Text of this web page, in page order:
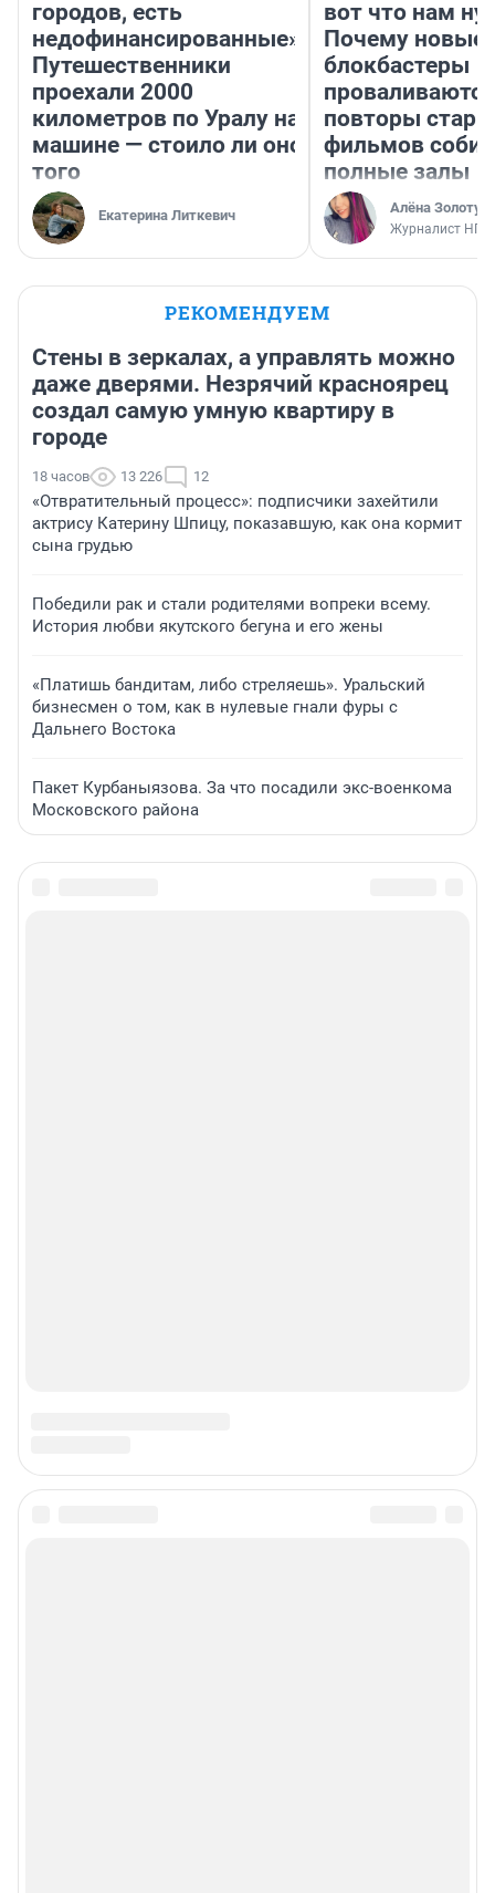
городов, есть
недофинансированные».
Путешественники
проехали 2000
километров по Уралу на
машине — стоило ли оно
того
Екатерина Литкевич
вот что нам
Почему новые
блокбастеры
повторы
фильмов
полные залы
Алёна
Журналист НГС
РЕКОМЕНДУЕМ
Стены в зеркалах, а управлять можно
даже дверями. Незрячий красноярец
создал самую умную квартиру в
городе
18 часов 13 226 12
«Отвратительный процесс»: подписчики захейтили
актрису Катерину Шпицу, показавшую, как она кормит
сына грудью
Победили рак и стали родителями вопреки всему.
История любви якутского бегуна и его жены
«Платишь бандитам, либо стреляешь». Уральский
бизнесмен о том, как в нулевые гнали фуры с
Дальнего Востока
Пакет Курбаныязова. За что посадили экс-военкома
Московского района